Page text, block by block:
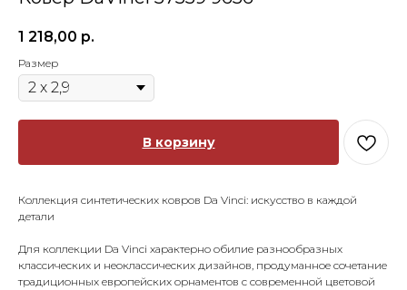
1 218,00 р.
Размер
В корзину
Коллекция синтетических ковров Da Vinci: искусство в каждой
детали
Для коллекции Da Vinci характерно обилие разнообразных
классических и неоклассических дизайнов, продуманное сочетание
традиционных европейских орнаментов с современной цветовой